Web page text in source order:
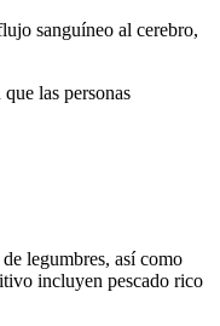
sanguíneo al cerebro,
las personas
legumbres, así como
incluyen pescado rico